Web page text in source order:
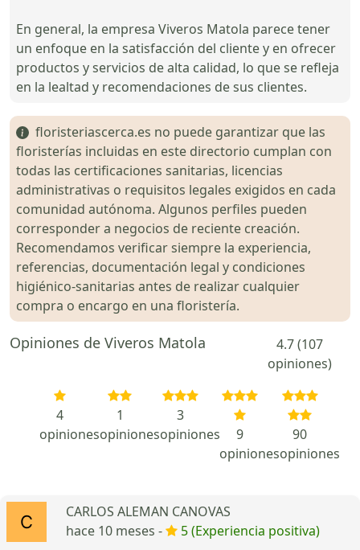
En general, la empresa Viveros Matola parece tener
un enfoque en la satisfacción del cliente y en ofrecer
productos y servicios de alta calidad, lo que se refleja
en la lealtad y recomendaciones de sus clientes.
floristeriascerca.es no puede garantizar que las
floristerías incluidas en este directorio cumplan con
todas las certificaciones sanitarias, licencias
administrativas o requisitos legales exigidos en cada
comunidad autónoma. Algunos perfiles pueden
corresponder a negocios de reciente creación.
Recomendamos verificar siempre la experiencia,
referencias, documentación legal y condiciones
higiénico-sanitarias antes de realizar cualquier
compra o encargo en una floristería.
Opiniones de Viveros Matola
4.7 (107
opiniones)
4
opiniones
1
opiniones
3
opiniones
9
opiniones
90
opiniones
CARLOS ALEMAN CANOVAS
hace 10 meses -
5 (Experiencia positiva)